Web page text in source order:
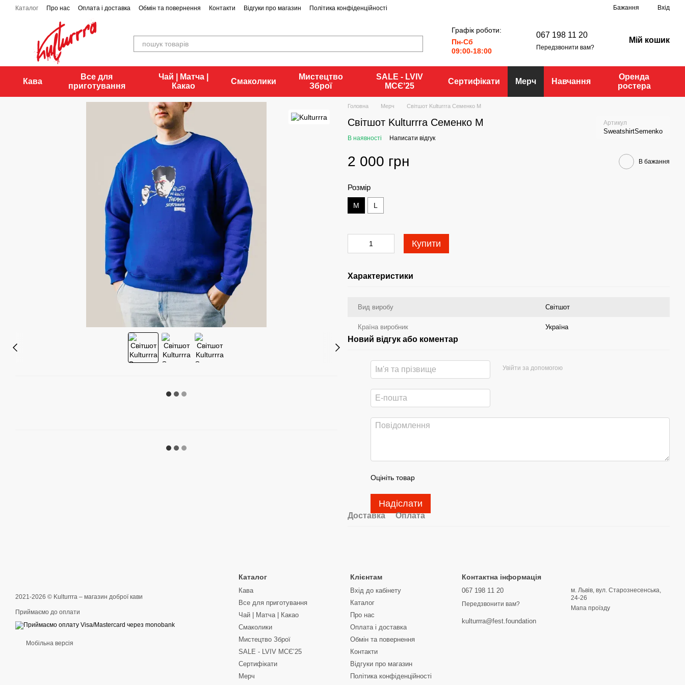
Перейти до основного контенту
Каталог Про нас Оплата і доставка Обмін та повернення Контакти Відгуки про магазин Політика конфіденційності Бажання Вхід
Графік роботи:
Пн-Сб
09:00-18:00
067 198 11 20
Передзвонити вам?
Мій кошик
Кава
Все для
приготування
Чай | Матча |
Какао
Смаколики
Мистецтво
Зброї
SALE - LVIV
MCЄʼ25
Сертифікати Мерч Навчання
Оренда
ростера
Головна Мерч Світшот Kulturrra Семенко M
Світшот Kulturrra Семенко M Артикул
SweatshirtSemenko
В наявності Написати відгук
2 000 грн В бажання
Розмір
M L
Купити
Характеристики
Вид виробу Світшот
Країна виробник Україна
Новий відгук або коментар
Увійти за допомогою
Оцініть товар
Надіслати
Доставка Оплата
2021-2026 © Kulturrra – магазин доброї кави
Приймаємо до оплати
Мобільна версія
Каталог
Кава
Все для приготування
Чай | Матча | Какао
Смаколики
Мистецтво Зброї
SALE - LVIV MCЄʼ25
Сертифікати
Мерч
Клієнтам
Вхід до кабінету
Каталог
Про нас
Оплата і доставка
Обмін та повернення
Контакти
Відгуки про магазин
Політика конфіденційності
Контактна інформація
067 198 11 20
Передзвонити вам?
kulturrra@fest.foundation
м. Львів, вул. Старознесенська,
24-26
Мапа проїзду